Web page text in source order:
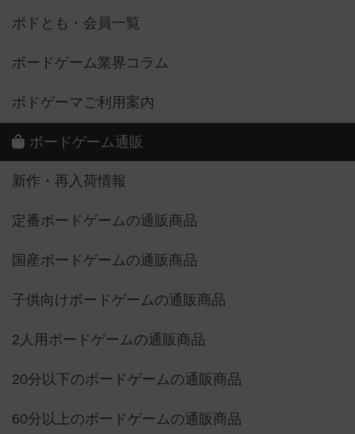
ボドとも・会員一覧
ボードゲーム業界コラム
ボドゲーマご利用案内
ボードゲーム通販
新作・再入荷情報
定番ボードゲームの通販商品
国産ボードゲームの通販商品
子供向けボードゲームの通販商品
2人用ボードゲームの通販商品
20分以下のボードゲームの通販商品
60分以上のボードゲームの通販商品